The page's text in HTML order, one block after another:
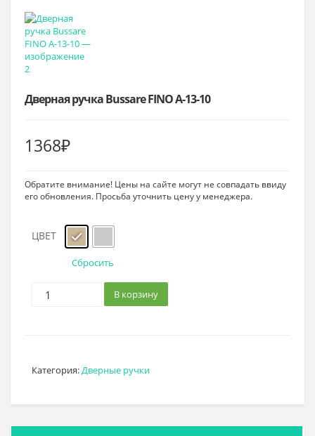
Дверная ручка Bussare FINO A-13-10
1368₽
Обратите внимание! Цены на сайте могут не совпадать ввиду
его обновления. Просьба уточнить цену у менеджера.
ЦВЕТ
Сбросить
В корзину
Категория:Дверные ручки